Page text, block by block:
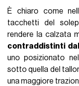
È chiaro come
tacchetti del
rendere la calzata
contraddistinti
uno posizionato
sotto quella del
una maggiore